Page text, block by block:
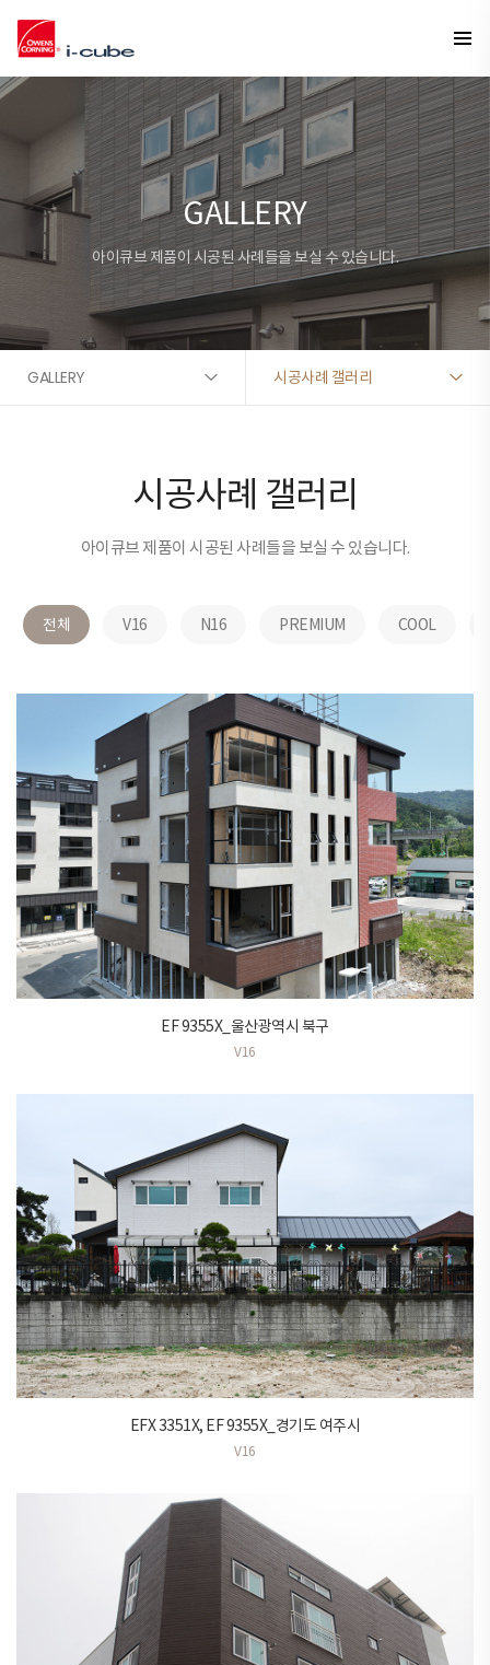
GALLERY
아이큐브 제품이 시공된 사례들을 보실 수 있습니다.
GALLERY 시공사례 갤러리
시공사례 갤러리
아이큐브 제품이 시공된 사례들을 보실 수 있습니다.
전체 V16 N16 PREMIUM COOL
EF 9355X_울산광역시 북구
V16
EFX 3351X, EF 9355X_경기도 여주시
V16